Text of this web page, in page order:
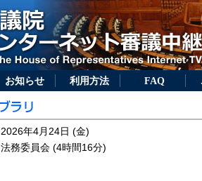
お知らせ 利用方法 FAQ
2026年4月24日 (金)
法務委員会 (4時間16分)